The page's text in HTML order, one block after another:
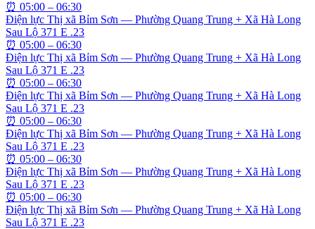
⏰ 05:00 – 06:30
Điện lực Thị xã Bỉm Sơn — Phường Quang Trung + Xã Hà Long
Sau Lộ 371 E .23
⏰ 05:00 – 06:30
Điện lực Thị xã Bỉm Sơn — Phường Quang Trung + Xã Hà Long
Sau Lộ 371 E .23
⏰ 05:00 – 06:30
Điện lực Thị xã Bỉm Sơn — Phường Quang Trung + Xã Hà Long
Sau Lộ 371 E .23
⏰ 05:00 – 06:30
Điện lực Thị xã Bỉm Sơn — Phường Quang Trung + Xã Hà Long
Sau Lộ 371 E .23
⏰ 05:00 – 06:30
Điện lực Thị xã Bỉm Sơn — Phường Quang Trung + Xã Hà Long
Sau Lộ 371 E .23
⏰ 05:00 – 06:30
Điện lực Thị xã Bỉm Sơn — Phường Quang Trung + Xã Hà Long
Sau Lộ 371 E .23